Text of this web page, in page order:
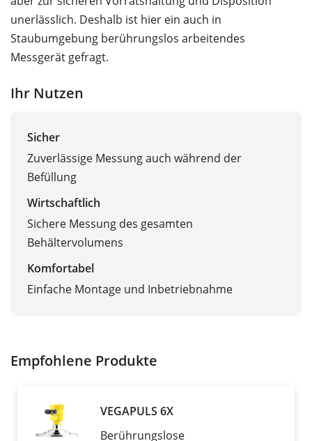
unerlässlich. Deshalb ist hier ein auch in
Staubumgebung berührungslos arbeitendes
Messgerät gefragt.
Ihr Nutzen
Sicher
Zuverlässige Messung auch während der
Befüllung
Wirtschaftlich
Sichere Messung des gesamten
Behältervolumens
Komfortabel
Einfache Montage und Inbetriebnahme
Empfohlene Produkte
VEGAPULS 6X
Berührungslose